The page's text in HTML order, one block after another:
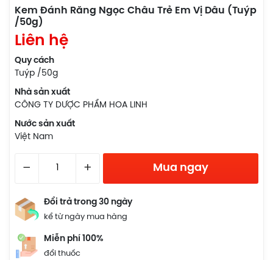
Kem Đánh Răng Ngọc Châu Trẻ Em Vị Dâu (Tuýp
/50g)
Liên hệ
Quy cách
Tuýp /50g
Nhà sản xuất
CÔNG TY DƯỢC PHẨM HOA LINH
Nước sản xuất
Việt Nam
– + Mua ngay
Đổi trả trong 30 ngày
kể từ ngày mua hàng
Miễn phí 100%
đổi thuốc